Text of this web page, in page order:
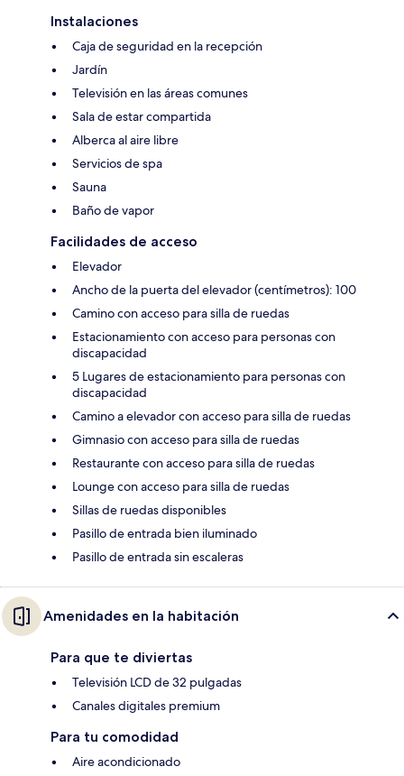
Instalaciones
Caja de seguridad en la recepción
Jardín
Televisión en las áreas comunes
Sala de estar compartida
Alberca al aire libre
Servicios de spa
Sauna
Baño de vapor
Facilidades de acceso
Elevador
Ancho de la puerta del elevador (centímetros): 100
Camino con acceso para silla de ruedas
Estacionamiento con acceso para personas con
discapacidad
5 Lugares de estacionamiento para personas con
discapacidad
Camino a elevador con acceso para silla de ruedas
Gimnasio con acceso para silla de ruedas
Restaurante con acceso para silla de ruedas
Lounge con acceso para silla de ruedas
Sillas de ruedas disponibles
Pasillo de entrada bien iluminado
Pasillo de entrada sin escaleras
Amenidades en la habitación
Para que te diviertas
Televisión LCD de 32 pulgadas
Canales digitales premium
Para tu comodidad
Aire acondicionado